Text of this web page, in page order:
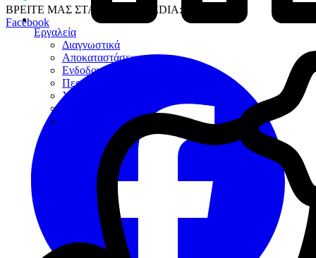
Εργαλεία
Διαγνωστικά
Αποκαταστάσεων
Ενδοδοντίας
Περιοδοντίου
Χειρουργικής
ΒΡΕΙΤΕ ΜΑΣ ΣΤΑ SOCIAL MEDIA:
Facebook